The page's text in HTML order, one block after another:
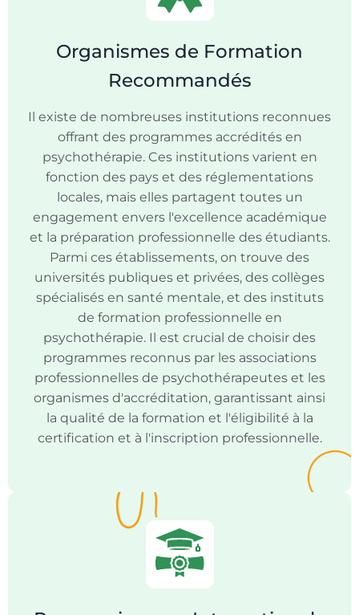
Organismes de Formation
Recommandés
Il existe de nombreuses institutions reconnues
offrant des programmes accrédités en
psychothérapie. Ces institutions varient en
fonction des pays et des réglementations
locales, mais elles partagent toutes un
engagement envers l'excellence académique
et la préparation professionnelle des étudiants.
Parmi ces établissements, on trouve des
universités publiques et privées, des collèges
spécialisés en santé mentale, et des instituts
de formation professionnelle en
psychothérapie. Il est crucial de choisir des
programmes reconnus par les associations
professionnelles de psychothérapeutes et les
organismes d'accréditation, garantissant ainsi
la qualité de la formation et l'éligibilité à la
certification et à l'inscription professionnelle.